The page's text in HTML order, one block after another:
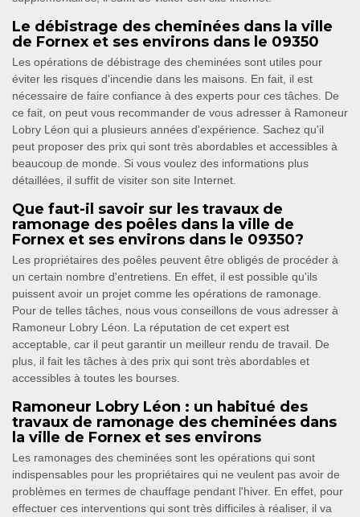
Le débistrage des cheminées dans la ville
de Fornex et ses environs dans le 09350
Les opérations de débistrage des cheminées sont utiles pour
éviter les risques d'incendie dans les maisons. En fait, il est
nécessaire de faire confiance à des experts pour ces tâches. De
ce fait, on peut vous recommander de vous adresser à Ramoneur
Lobry Léon qui a plusieurs années d'expérience. Sachez qu'il
peut proposer des prix qui sont très abordables et accessibles à
beaucoup de monde. Si vous voulez des informations plus
détaillées, il suffit de visiter son site Internet.
Que faut-il savoir sur les travaux de
ramonage des poêles dans la ville de
Fornex et ses environs dans le 09350?
Les propriétaires des poêles peuvent être obligés de procéder à
un certain nombre d'entretiens. En effet, il est possible qu'ils
puissent avoir un projet comme les opérations de ramonage.
Pour de telles tâches, nous vous conseillons de vous adresser à
Ramoneur Lobry Léon. La réputation de cet expert est
acceptable, car il peut garantir un meilleur rendu de travail. De
plus, il fait les tâches à des prix qui sont très abordables et
accessibles à toutes les bourses.
Ramoneur Lobry Léon : un habitué des
travaux de ramonage des cheminées dans
la ville de Fornex et ses environs
Les ramonages des cheminées sont les opérations qui sont
indispensables pour les propriétaires qui ne veulent pas avoir de
problèmes en termes de chauffage pendant l'hiver. En effet, pour
effectuer ces interventions qui sont très difficiles à réaliser, il va